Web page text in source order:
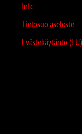
Info
Tietosuojaseloste
Evästekäytäntö (EU)